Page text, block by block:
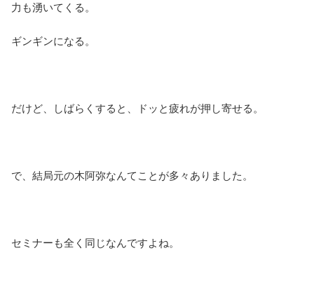
力も湧いてくる。
ギンギンになる。
だけど、しばらくすると、ドッと疲れが押し寄せる。
で、結局元の木阿弥なんてことが多々ありました。
セミナーも全く同じなんですよね。